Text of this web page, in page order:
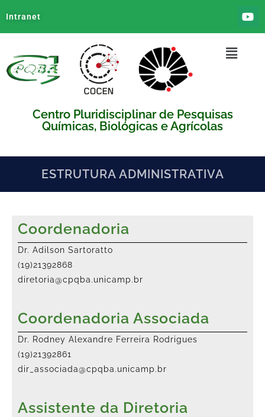
Intranet
Centro Pluridisciplinar de Pesquisas
Químicas, Biológicas e Agrícolas
ESTRUTURA ADMINISTRATIVA
Coordenadoria
Dr. Adilson Sartoratto
(19)21392868
diretoria@cpqba.unicamp.br
Coordenadoria Associada
Dr. Rodney Alexandre Ferreira Rodrigues
(19)21392861
dir_associada@cpqba.unicamp.br
Assistente da Diretoria